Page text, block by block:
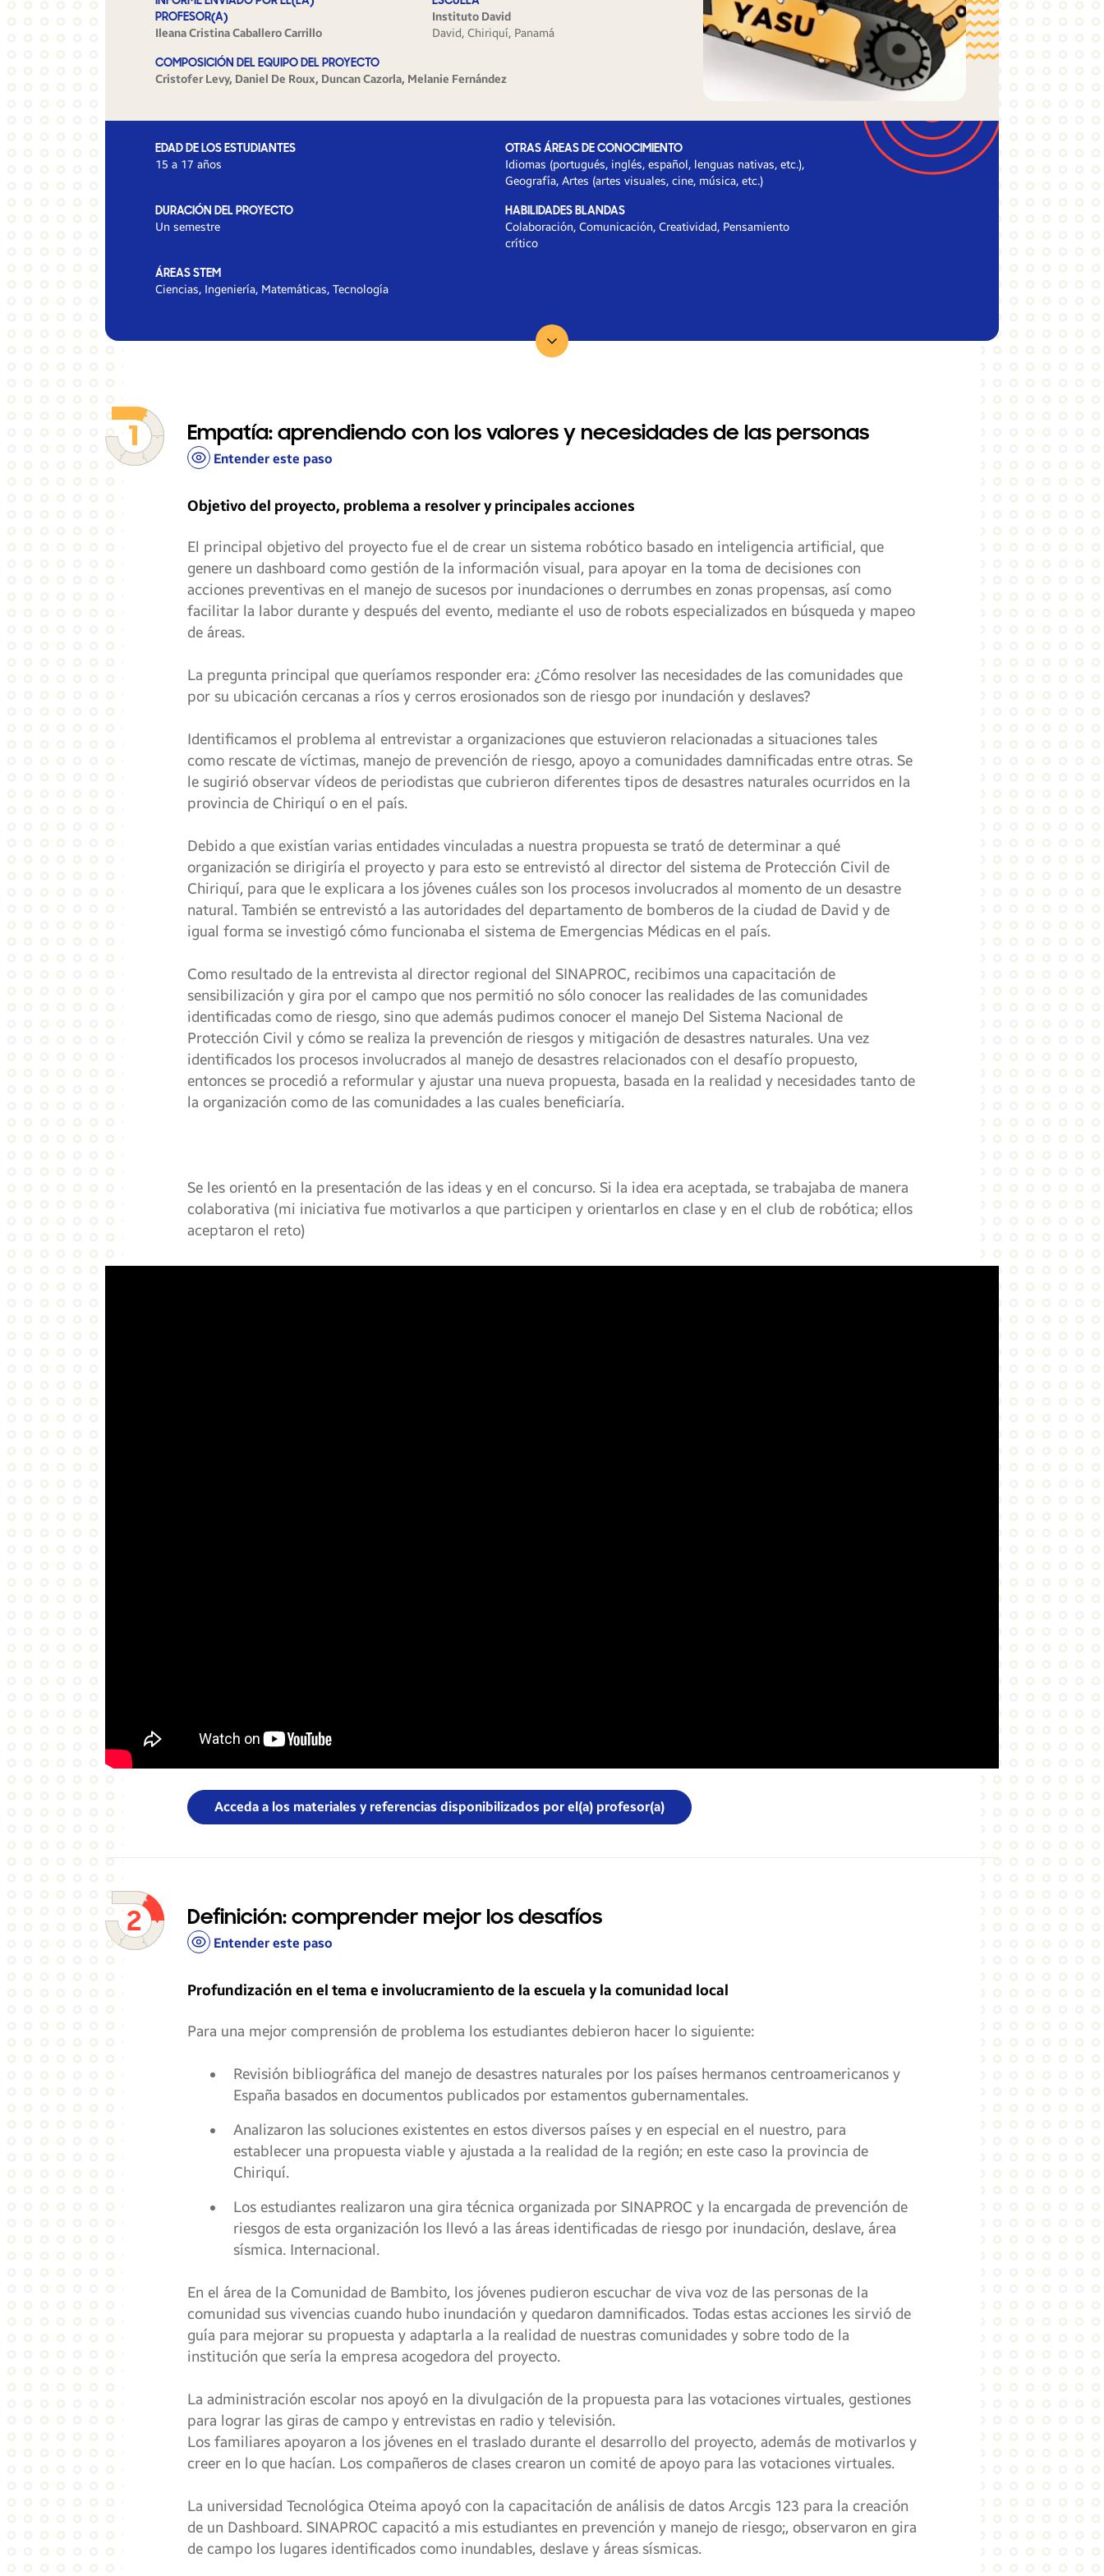
PROFESOR(A)
Ileana Cristina Caballero Carrillo
Instituto David
David, Chiriquí, Panamá
COMPOSICIÓN DEL EQUIPO DEL PROYECTO
Cristofer Levy, Daniel De Roux, Duncan Cazorla, Melanie Fernández
EDAD DE LOS ESTUDIANTES
15 a 17 años
OTRAS ÁREAS DE CONOCIMIENTO
Idiomas (portugués, inglés, español, lenguas nativas, etc.),
Geografía, Artes (artes visuales, cine, música, etc.)
DURACIÓN DEL PROYECTO
Un semestre
HABILIDADES BLANDAS
Colaboración, Comunicación, Creatividad, Pensamiento
crítico
ÁREAS STEM
Ciencias, Ingeniería, Matemáticas, Tecnología
Ir para...
Empatía: aprendiendo con los valores y necesidades de las personas
Entender este paso
Objetivo del proyecto, problema a resolver y principales acciones
El principal objetivo del proyecto fue el de crear un sistema robótico basado en inteligencia artificial, que
genere un dashboard como gestión de la información visual, para apoyar en la toma de decisiones con
acciones preventivas en el manejo de sucesos por inundaciones o derrumbes en zonas propensas, así como
facilitar la labor durante y después del evento, mediante el uso de robots especializados en búsqueda y mapeo
de áreas.
La pregunta principal que queríamos responder era: ¿Cómo resolver las necesidades de las comunidades que
por su ubicación cercanas a ríos y cerros erosionados son de riesgo por inundación y deslaves?
Identificamos el problema al entrevistar a organizaciones que estuvieron relacionadas a situaciones tales
como rescate de víctimas, manejo de prevención de riesgo, apoyo a comunidades damnificadas entre otras. Se
le sugirió observar vídeos de periodistas que cubrieron diferentes tipos de desastres naturales ocurridos en la
provincia de Chiriquí o en el país.
Debido a que existían varias entidades vinculadas a nuestra propuesta se trató de determinar a qué
organización se dirigiría el proyecto y para esto se entrevistó al director del sistema de Protección Civil de
Chiriquí, para que le explicara a los jóvenes cuáles son los procesos involucrados al momento de un desastre
natural. También se entrevistó a las autoridades del departamento de bomberos de la ciudad de David y de
igual forma se investigó cómo funcionaba el sistema de Emergencias Médicas en el país.
Como resultado de la entrevista al director regional del SINAPROC, recibimos una capacitación de
sensibilización y gira por el campo que nos permitió no sólo conocer las realidades de las comunidades
identificadas como de riesgo, sino que además pudimos conocer el manejo Del Sistema Nacional de
Protección Civil y cómo se realiza la prevención de riesgos y mitigación de desastres naturales. Una vez
identificados los procesos involucrados al manejo de desastres relacionados con el desafío propuesto,
entonces se procedió a reformular y ajustar una nueva propuesta, basada en la realidad y necesidades tanto de
la organización como de las comunidades a las cuales beneficiaría.
Se les orientó en la presentación de las ideas y en el concurso. Si la idea era aceptada, se trabajaba de manera
colaborativa (mi iniciativa fue motivarlos a que participen y orientarlos en clase y en el club de robótica; ellos
aceptaron el reto)
Acceda a los materiales y referencias disponibilizados por el(a) profesor(a)
Definición: comprender mejor los desafíos
Entender este paso
Profundización en el tema e involucramiento de la escuela y la comunidad local
Para una mejor comprensión de problema los estudiantes debieron hacer lo siguiente:
Revisión bibliográfica del manejo de desastres naturales por los países hermanos centroamericanos y
España basados en documentos publicados por estamentos gubernamentales.
Analizaron las soluciones existentes en estos diversos países y en especial en el nuestro, para
establecer una propuesta viable y ajustada a la realidad de la región; en este caso la provincia de
Chiriquí.
Los estudiantes realizaron una gira técnica organizada por SINAPROC y la encargada de prevención de
riesgos de esta organización los llevó a las áreas identificadas de riesgo por inundación, deslave, área
sísmica. Internacional.
En el área de la Comunidad de Bambito, los jóvenes pudieron escuchar de viva voz de las personas de la
comunidad sus vivencias cuando hubo inundación y quedaron damnificados. Todas estas acciones les sirvió de
guía para mejorar su propuesta y adaptarla a la realidad de nuestras comunidades y sobre todo de la
institución que sería la empresa acogedora del proyecto.
La administración escolar nos apoyó en la divulgación de la propuesta para las votaciones virtuales, gestiones
para lograr las giras de campo y entrevistas en radio y televisión.
Los familiares apoyaron a los jóvenes en el traslado durante el desarrollo del proyecto, además de motivarlos y
creer en lo que hacían. Los compañeros de clases crearon un comité de apoyo para las votaciones virtuales.
La universidad Tecnológica Oteima apoyó con la capacitación de análisis de datos Arcgis 123 para la creación
de un Dashboard. SINAPROC capacitó a mis estudiantes en prevención y manejo de riesgo;, observaron en gira
de campo los lugares identificados como inundables, deslave y áreas sísmicas.